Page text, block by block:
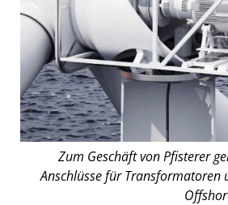
Zum Geschäft von Pfisterer
Anschlüsse für Transformatoren